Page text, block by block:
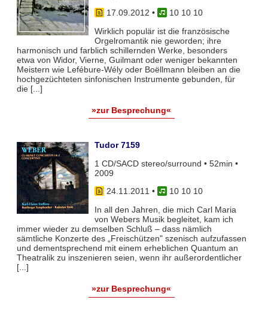
17.09.2012 •
10 10 10
Wirklich populär ist die französische
Orgelromantik nie geworden; ihre
harmonisch und farblich schillernden Werke, besonders
etwa von Widor, Vierne, Guilmant oder weniger bekannten
Meistern wie Lefébure-Wély oder Boëllmann bleiben an die
hochgezüchteten sinfonischen Instrumente gebunden, für
die [...]
»zur Besprechung«
Tudor 7159
1 CD/SACD stereo/surround • 52min •
2009
24.11.2011 •
10 10 10
In all den Jahren, die mich Carl Maria
von Webers Musik begleitet, kam ich
immer wieder zu demselben Schluß – dass nämlich
sämtliche Konzerte des „Freischützen" szenisch aufzufassen
und dementsprechend mit einem erheblichen Quantum an
Theatralik zu inszenieren seien, wenn ihr außerordentlicher
[...]
»zur Besprechung«